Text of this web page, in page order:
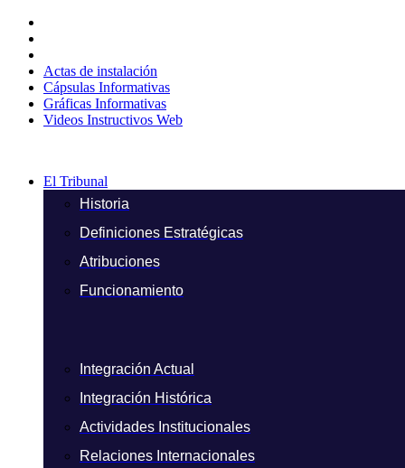
contenido
Actas de instalación
Cápsulas Informativas
Gráficas Informativas
Videos Instructivos Web
El Tribunal
Historia
Definiciones Estratégicas
Atribuciones
Funcionamiento
Integración Actual
Integración Histórica
Actividades Institucionales
Relaciones Internacionales